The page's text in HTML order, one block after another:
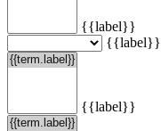
{{label}}
{{label}}
{{label}}